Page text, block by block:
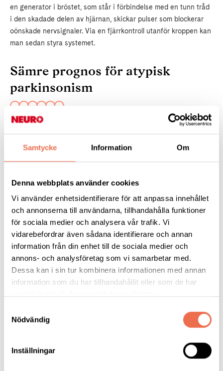
Samtycke Information Om
Denna webbplats använder cookies
Vi använder enhetsidentifierare för att anpassa innehållet
och annonserna till användarna, tillhandahålla funktioner
för sociala medier och analysera vår trafik. Vi
vidarebefordrar även sådana identifierare och annan
information från din enhet till de sociala medier och
annons- och analysföretag som vi samarbetar med.
Dessa kan i sin tur kombinera informationen med annan
information som du har tillhandahållit eller som de har
Nödvändig
Inställningar
en generator i bröstet, som står i förbindelse med en tunn tråd
i den skadade delen av hjärnan, skickar pulser som blockerar
oönskade nervsignaler. Via en fjärrkontroll utanför kroppen kan
man sedan styra systemet.
Sämre prognos för atypisk
parkinsonism
Så är det inte för dem som drabbas av det som kallas atypisk
väsentligt sämre prognos.
stamcellsterapi som, om den blir framgångsrik, också skulle
kunna hjälpa vanliga Parkinsonpatienter.
Läs hela nyheten